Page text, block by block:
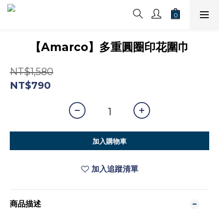
【Amarco】多重圓圈印花圍巾
NT$1,580
NT$790
加入購物車
加入追蹤清單
商品描述